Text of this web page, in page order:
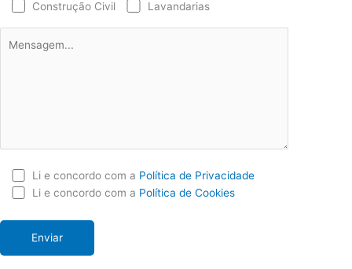
Construção Civil
Lavandarias
Li e concordo com a Política de Privacidade
Li e concordo com a Política de Cookies